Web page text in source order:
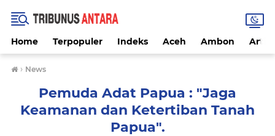
Home Terpopuler Indeks Aceh Ambon
› News
Pemuda Adat Papua : "Jaga
Keamanan dan Ketertiban Tanah
Papua".